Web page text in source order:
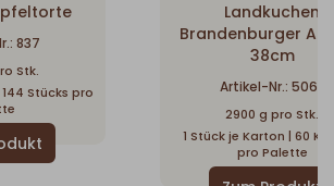
837
Stk.
Stücks pro
Landkuchen
Brandenburger
38cm
Artikel-Nr.: 5063
2900 g pro Stk.
1 Stück je Karton | 60
pro Palette